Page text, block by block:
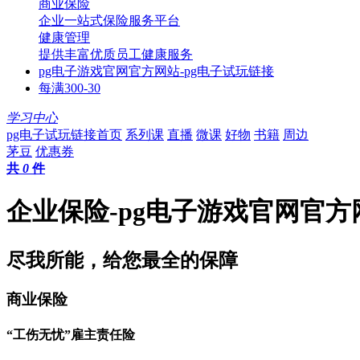
商业保险
企业一站式保险服务平台
健康管理
提供丰富优质员工健康服务
pg电子游戏官网官方网站-pg电子试玩链接
每满300-30
学习中心
pg电子试玩链接首页 系列课 直播 微课 好物 书籍 周边
茅豆 优惠券
共 0 件
企业保险-pg电子游戏官网官方
尽我所能，给您最全的保障
商业保险
“工伤无忧”雇主责任险